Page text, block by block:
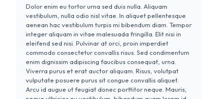
Dolor enim eu tortor urna sed duis nulla. Aliquam
vestibulum, nulla odio nisl vitae. In aliquet pellentesque
aenean hac vestibulum turpis mi bibendum diam. Tempor
integer aliquam in vitae malesuada fringilla. Elit nisi in
eleifend sed nisi. Pulvinar at orci, proin imperdiet
commodo consectetur convallis risus. Sed condimentum
enim dignissim adipiscing faucibus consequat, urna.
Viverra purus et erat auctor aliquam. Risus, volutpat
vulputate posuere purus sit congue convallis aliquet.
Arcu id augue ut feugiat donec porttitor neque. Mauris,